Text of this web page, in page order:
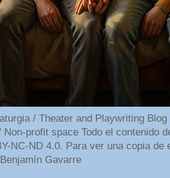
/ Theater and Playwriting
profit space Todo el contenido
NC-ND 4.0. Para ver una copia
Gavarre